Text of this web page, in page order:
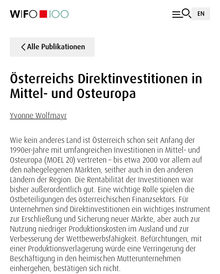
EN
Alle Publikationen
Österreichs Direktinvestitionen in
Mittel- und Osteuropa
Yvonne Wolfmayr
Wie kein anderes Land ist Österreich schon seit Anfang der
1990er-Jahre mit umfangreichen Investitionen in Mittel- und
Osteuropa (MOEL 20) vertreten – bis etwa 2000 vor allem auf
den nahegelegenen Märkten, seither auch in den anderen
Ländern der Region. Die Rentabilität der Investitionen war
bisher außerordentlich gut. Eine wichtige Rolle spielen die
Ostbeteiligungen des österreichischen Finanzsektors. Für
Unternehmen sind Direktinvestitionen ein wichtiges Instrument
zur Erschließung und Sicherung neuer Märkte, aber auch zur
Nutzung niedriger Produktionskosten im Ausland und zur
Verbesserung der Wettbewerbsfähigkeit. Befürchtungen, mit
einer Produktionsverlagerung würde eine Verringerung der
Beschäftigung in den heimischen Mutterunternehmen
einhergehen, bestätigen sich nicht.